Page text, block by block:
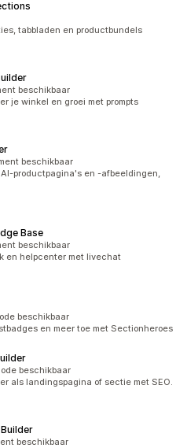
tabbladen en productbundels
beschikbaar
je winkel en groei met prompts
beschikbaar
productpagina's en -afbeeldingen,
Base
beschikbaar
en helpcenter met livechat
beschikbaar
en meer toe met Sectionheroes
beschikbaar
als landingspagina of sectie met SEO.
beschikbaar